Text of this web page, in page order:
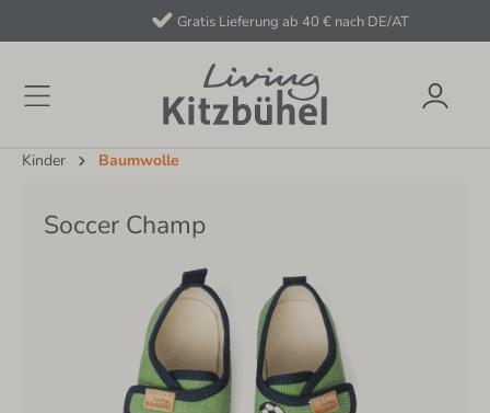
Gratis Lieferung ab 40 € nach DE/AT
Kinder Baumwolle
Soccer Champ